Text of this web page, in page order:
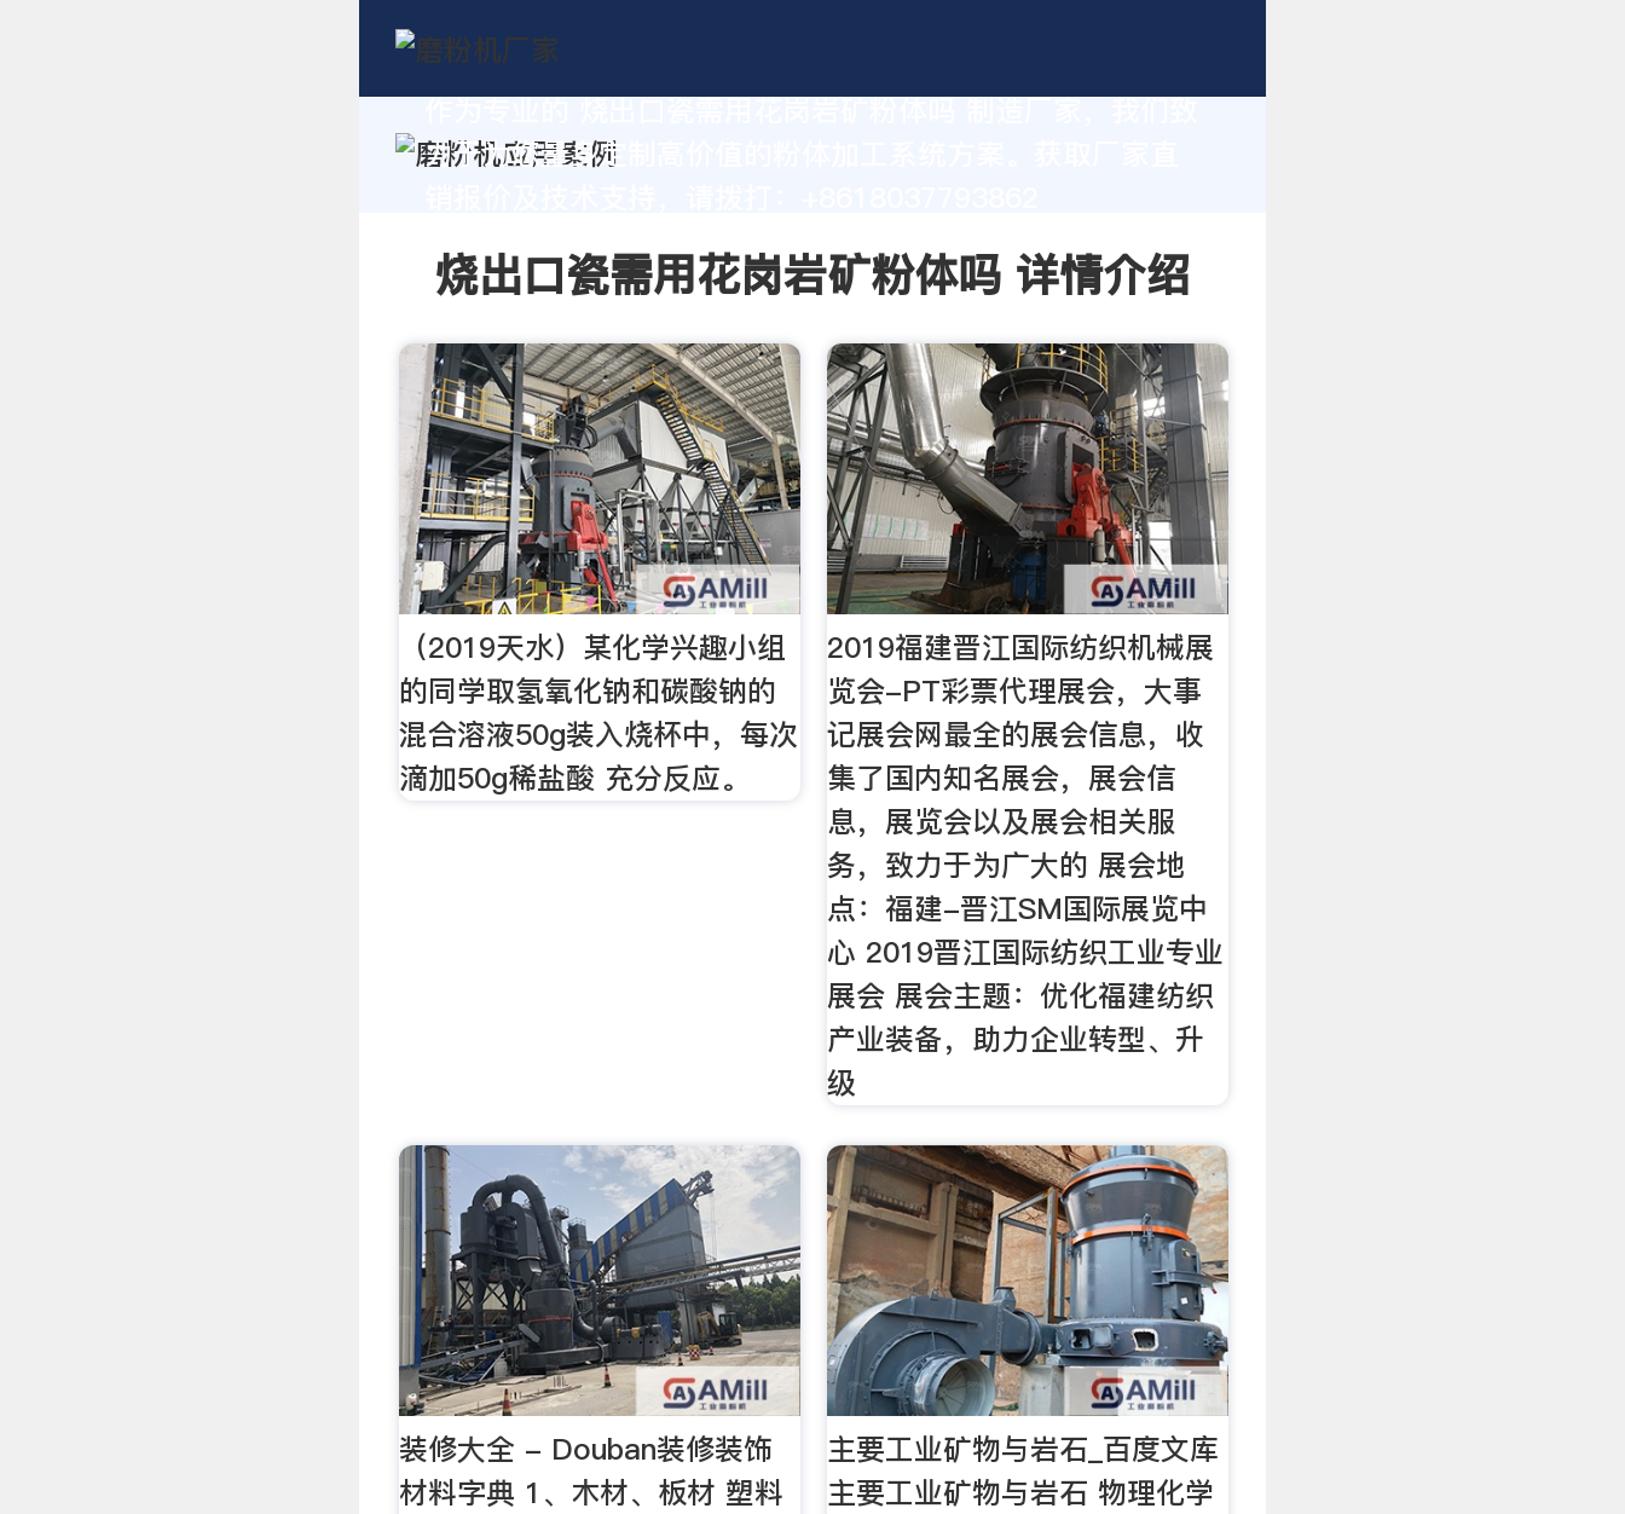
力于为您量身定制高价值的粉体加工系统方案。获取厂家直
烧出口瓷需用花岗岩矿粉体吗 详情介绍
（2019天水）某化学兴趣小组
的同学取氢氧化钠和碳酸钠的
混合溶液50g装入烧杯中，每次
滴加50g稀盐酸 充分反应。
2019福建晋江国际纺织机械展
览会-PT彩票代理展会，大事
记展会网最全的展会信息，收
集了国内知名展会，展会信
息，展览会以及展会相关服
务，致力于为广大的 展会地
点：福建-晋江SM国际展览中
心 2019晋江国际纺织工业专业
展会 展会主题：优化福建纺织
产业装备，助力企业转型、升
级
装修大全 - Douban装修装饰
材料字典 1、木材、板材 塑料
主要工业矿物与岩石_百度文库
主要工业矿物与岩石 物理化学